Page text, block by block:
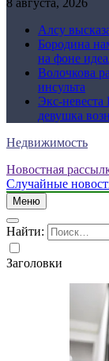
8 августа, 2026
Алсу
Бородина
на фоне
Волочкова
инсульта
Экс-невеста
девушка
Недвижимость
Новостная
Случайные
Меню
Найти:
Заголовки